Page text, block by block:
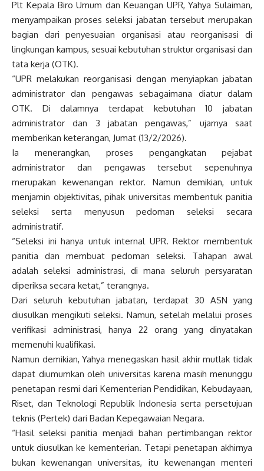
Plt Kepala Biro Umum dan Keuangan UPR, Yahya Sulaiman,
menyampaikan proses seleksi jabatan tersebut merupakan
bagian dari penyesuaian organisasi atau reorganisasi di
lingkungan kampus, sesuai kebutuhan struktur organisasi dan
tata kerja (OTK).
“UPR melakukan reorganisasi dengan menyiapkan jabatan
administrator dan pengawas sebagaimana diatur dalam
OTK. Di dalamnya terdapat kebutuhan 10 jabatan
administrator dan 3 jabatan pengawas,” ujarnya saat
memberikan keterangan, Jumat (13/2/2026).
Ia menerangkan, proses pengangkatan pejabat
administrator dan pengawas tersebut sepenuhnya
merupakan kewenangan rektor. Namun demikian, untuk
menjamin objektivitas, pihak universitas membentuk panitia
seleksi serta menyusun pedoman seleksi secara
administratif.
“Seleksi ini hanya untuk internal UPR. Rektor membentuk
panitia dan membuat pedoman seleksi. Tahapan awal
adalah seleksi administrasi, di mana seluruh persyaratan
diperiksa secara ketat,” terangnya.
Dari seluruh kebutuhan jabatan, terdapat 30 ASN yang
diusulkan mengikuti seleksi. Namun, setelah melalui proses
verifikasi administrasi, hanya 22 orang yang dinyatakan
memenuhi kualifikasi.
Namun demikian, Yahya menegaskan hasil akhir mutlak tidak
dapat diumumkan oleh universitas karena masih menunggu
penetapan resmi dari Kementerian Pendidikan, Kebudayaan,
Riset, dan Teknologi Republik Indonesia serta persetujuan
teknis (Pertek) dari Badan Kepegawaian Negara.
“Hasil seleksi panitia menjadi bahan pertimbangan rektor
untuk diusulkan ke kementerian. Tetapi penetapan akhirnya
bukan kewenangan universitas, itu kewenangan menteri